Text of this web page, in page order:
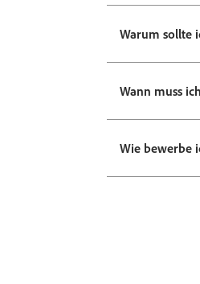
Warum sollte
Wann muss
Wie bewerbe